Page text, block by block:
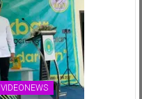
VIDEONEWS